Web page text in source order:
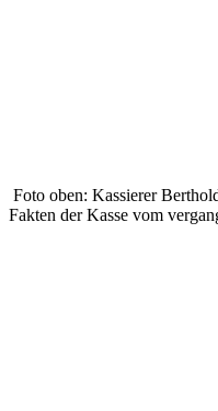
Foto oben: Kassierer
Fakten der Kasse vom